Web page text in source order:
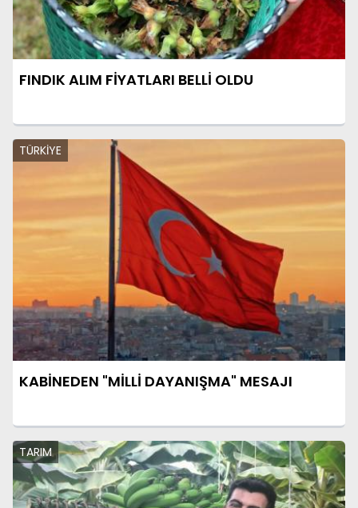
FINDIK ALIM FİYATLARI BELLİ OLDU
TÜRKİYE
KABİNEDEN "MİLLİ DAYANIŞMA" MESAJI
TARIM